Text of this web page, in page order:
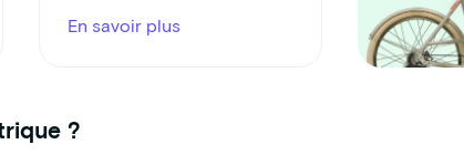
En savoir plus
?